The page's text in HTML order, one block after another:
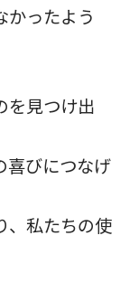
かったよう
を見つけ出
喜びにつなげ
、私たちの使